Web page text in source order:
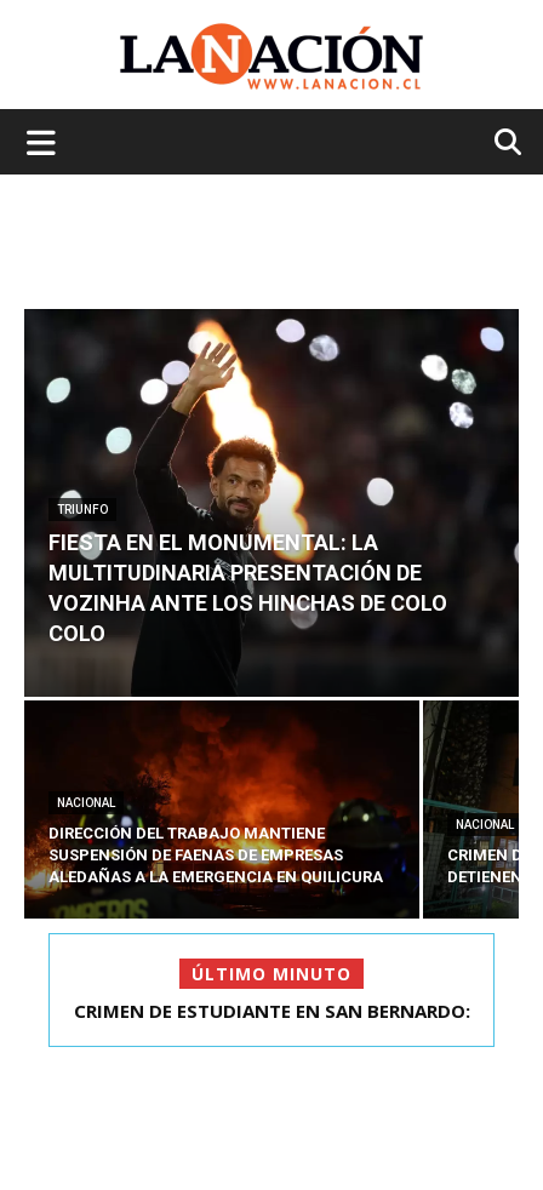
TRIUNFO
FIESTA EN EL MONUMENTAL: LA
MULTITUDINARIA PRESENTACIÓN DE
VOZINHA ANTE LOS HINCHAS DE COLO
COLO
NACIONAL
DIRECCIÓN DEL TRABAJO MANTIENE
SUSPENSIÓN DE FAENAS DE EMPRESAS
ALEDAÑAS A LA EMERGENCIA EN QUILICURA
NACIONAL
CRIMEN DE
DETIENEN
ÚLTIMO MINUTO
FIESTA EN EL MONUMENTAL: LA